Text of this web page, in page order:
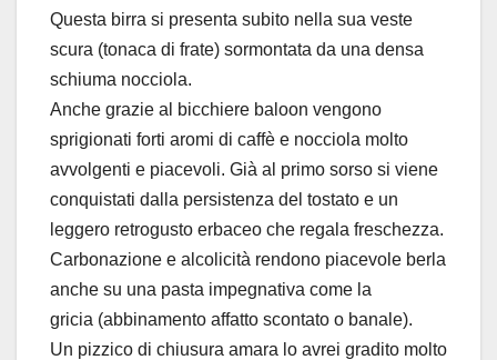
Questa birra si presenta subito nella sua veste
scura (tonaca di frate) sormontata da una densa
schiuma nocciola.
Anche grazie al bicchiere baloon vengono
sprigionati forti aromi di caffè e nocciola molto
avvolgenti e piacevoli. Già al primo sorso si viene
conquistati dalla persistenza del tostato e un
leggero retrogusto erbaceo che regala freschezza.
Carbonazione e alcolicità rendono piacevole berla
anche su una pasta impegnativa come la
gricia (abbinamento affatto scontato o banale).
Un pizzico di chiusura amara lo avrei gradito molto